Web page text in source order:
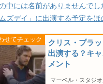
中には名前がありませんで
ズデイ」に出演する予定をほ
クリス・プラ
出演する？キ
メント
マーベル・スタジ